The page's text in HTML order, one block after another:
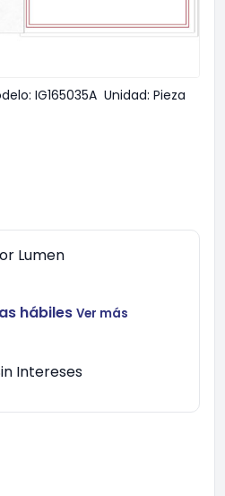
IG165035A Unidad: Pieza
Lumen
hábiles Ver más
Intereses